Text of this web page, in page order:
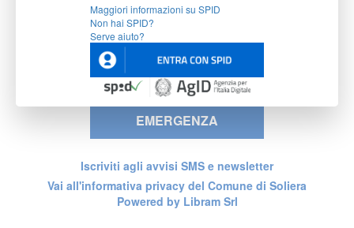
Maggiori informazioni su SPID
Non hai SPID?
Serve aiuto?
EMERGENZA
Iscriviti agli avvisi SMS e newsletter
Vai all'informativa privacy del Comune di Soliera
Powered by Libram Srl